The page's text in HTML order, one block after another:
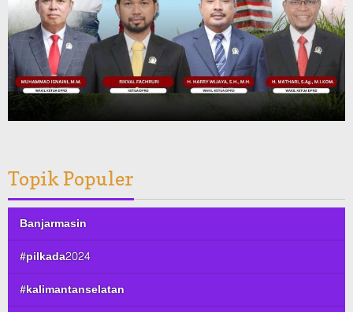
Topik Populer
Banjarmasin
#pilkada2024
#kalimantanselatan